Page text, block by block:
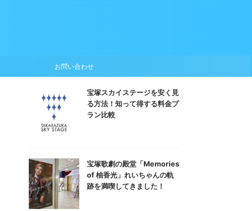
お問い合わせ
宝塚スカイステージを安く見
る方法！知って得する料金プ
ラン比較
宝塚歌劇の殿堂「Memories
of 柚香光」れいちゃんの軌
跡を満喫してきました！